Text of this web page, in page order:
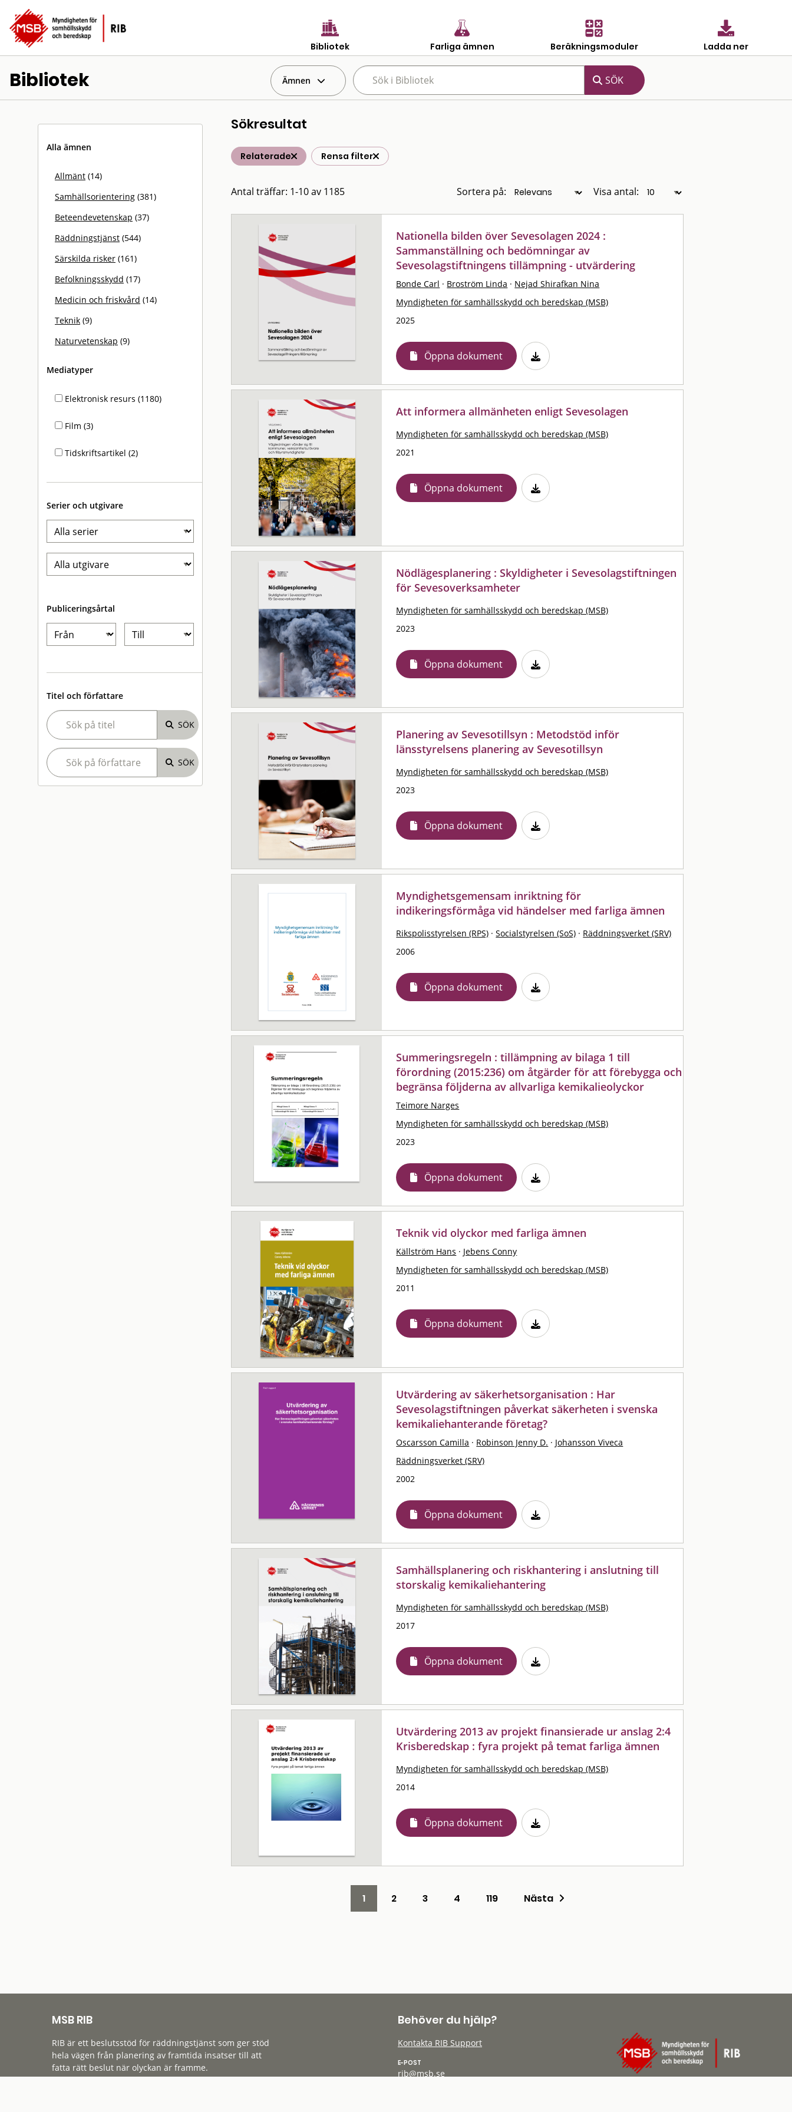
Bibliotek Farliga ämnen Beräkningsmoduler Ladda ner
Bibliotek Ämnen
Alla ämnen
Allmänt (14)
Samhällsorientering (381)
Beteendevetenskap (37)
Räddningstjänst (544)
Särskilda risker (161)
Befolkningsskydd (17)
Medicin och friskvård (14)
Teknik (9)
Naturvetenskap (9)
Mediatyper
Elektronisk resurs (1180)
Film (3)
Tidskriftsartikel (2)
Serier och utgivare
Publiceringsårtal
Titel och författare
Sökresultat
Relaterade Rensa filter
Antal träffar: 1-10 av 1185 Sortera på: Visa antal:
Nationella bilden över Sevesolagen 2024 :
Sammanställning och bedömningar av
Sevesolagstiftningens tillämpning - utvärdering
Bonde Carl · Broström Linda · Nejad Shirafkan Nina
Myndigheten för samhällsskydd och beredskap (MSB)
2025
Öppna dokument
Att informera allmänheten enligt Sevesolagen
Myndigheten för samhällsskydd och beredskap (MSB)
2021
Öppna dokument
Nödlägesplanering : Skyldigheter i Sevesolagstiftningen
för Sevesoverksamheter
Myndigheten för samhällsskydd och beredskap (MSB)
2023
Öppna dokument
Planering av Sevesotillsyn : Metodstöd inför
länsstyrelsens planering av Sevesotillsyn
Myndigheten för samhällsskydd och beredskap (MSB)
2023
Öppna dokument
Myndighetsgemensam inriktning för
indikeringsförmåga vid händelser med farliga ämnen
Rikspolisstyrelsen (RPS) · Socialstyrelsen (SoS) · Räddningsverket (SRV)
2006
Öppna dokument
Summeringsregeln : tillämpning av bilaga 1 till
förordning (2015:236) om åtgärder för att förebygga och
begränsa följderna av allvarliga kemikalieolyckor
Teimore Narges
Myndigheten för samhällsskydd och beredskap (MSB)
2023
Öppna dokument
Teknik vid olyckor med farliga ämnen
Källström Hans · Jebens Conny
Myndigheten för samhällsskydd och beredskap (MSB)
2011
Öppna dokument
Utvärdering av säkerhetsorganisation : Har
Sevesolagstiftningen påverkat säkerheten i svenska
kemikaliehanterande företag?
Oscarsson Camilla · Robinson Jenny D. · Johansson Viveca
Räddningsverket (SRV)
2002
Öppna dokument
Samhällsplanering och riskhantering i anslutning till
storskalig kemikaliehantering
Myndigheten för samhällsskydd och beredskap (MSB)
2017
Öppna dokument
Utvärdering 2013 av projekt finansierade ur anslag 2:4
Krisberedskap : fyra projekt på temat farliga ämnen
Myndigheten för samhällsskydd och beredskap (MSB)
2014
Öppna dokument
1 2 3 4 119 Nästa
MSB RIB
RIB är ett beslutsstöd för räddningstjänst som ger stöd
hela vägen från planering av framtida insatser till att
fatta rätt beslut när olyckan är framme.
Behöver du hjälp?
Kontakta RIB Support
E-POST
rib@msb.se